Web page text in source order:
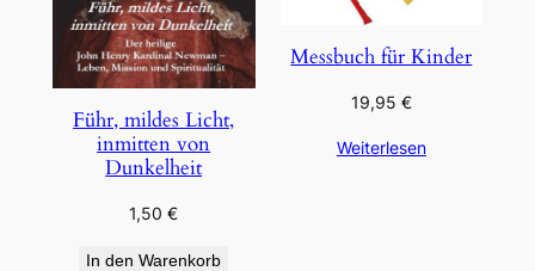
Führ, mildes Licht,
inmitten von
Dunkelheit
1,50€
In den Warenkorb
Messbuch für Kinder
19,95 €
Weiterlesen